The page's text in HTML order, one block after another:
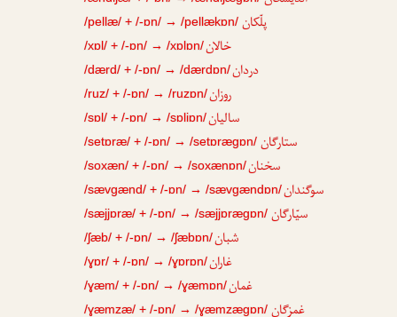
/pellæ/ + /-ɒn/ → /pellækɒn/ پلّکان
/xɒl/ + /-ɒn/ → /xɒlɒn/خالان
/dærd/ + /-ɒn/ → /dærdɒn/دردان
/ruz/ + /-ɒn/ → /ruzɒn/روزان
/sɒl/ + /-ɒn/ → /sɒliɒn/سالیان
/setɒræ/ + /-ɒn/ → /setɒrægɒn/ ستارگان
/soxæn/ + /-ɒn/ → /soxænɒn/سخنان
/sævgænd/ + /-ɒn/ → /sævgændɒn/سوگندان
/sæjjɒræ/ + /-ɒn/ → /sæjjɒrægɒn/ سیّارگان
/ʃæb/ + /-ɒn/ → /ʃæbɒn/شبان
/ɣɒr/ + /-ɒn/ → /ɣɒrɒn/غاران
/ɣæm/ + /-ɒn/ → /ɣæmɒn/غمان
/ɣæmzæ/ + /-ɒn/ → /ɣæmzægɒn/